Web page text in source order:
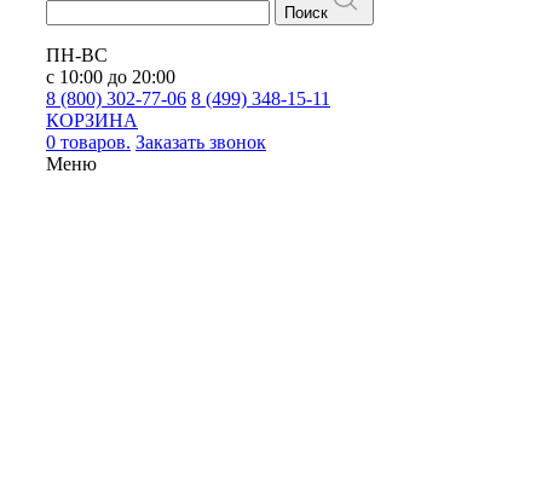
Поиск
ПН-ВС
с 10:00 до 20:00
8 (800) 302-77-06 8 (499) 348-15-11
КОРЗИНА
0 товаров. Заказать звонок
Меню